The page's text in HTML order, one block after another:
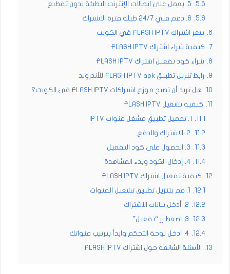
5.5.
5. يعمل على اتصالات الإنترنت البطيئة بدون تقطيع
5.6.
6. دعم فني 24/7 طيلة فترة الاشتراك
6.
سعر اشتراك FLASH IPTV في الكويت
7.
كيفية شراء اشتراك FLASH IPTV
8.
شراء كود تفعيل اشتراك FLASH IPTV
9.
رابط تنزيل تطبيق FLASH IPTV apk للأندرويد
10.
هل تريد أن تصبح موزع اشتراكات FLASH IPTV في الكويت؟
كيفية تشغيل FLASH IPTV
11.1.
11.2.
2. الاشتراك والدفع
11.3.
3. الحصول على كود التفعيل
11.4.
4. إدخال الكود وبدء المشاهدة
12.
كيفية تفعيل اشتراك FLASH IPTV
12.1.
12.2.
2. أدخل بيانات الاشتراك
12.3.
3. اضغط زر “تفعيل”
12.4.
4. ادخل لوحة التحكم وابدأ بترتيب قنواتك
13.
الأسئلة الشائعة حول اشتراك FLASH IPTV